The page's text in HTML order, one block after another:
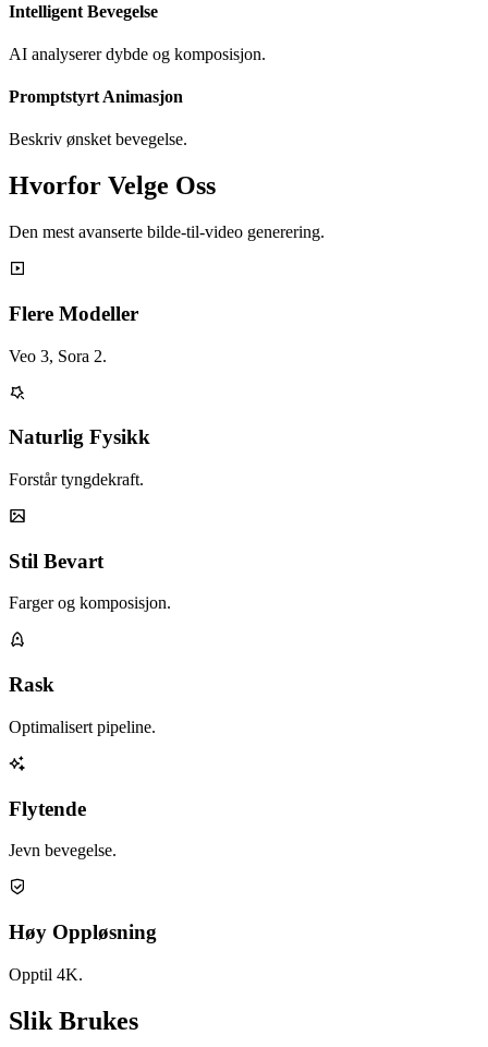
Intelligent Bevegelse
AI analyserer dybde og komposisjon.
Promptstyrt Animasjon
Beskriv ønsket bevegelse.
Hvorfor Velge Oss
Den mest avanserte bilde-til-video generering.
Flere Modeller
Veo 3, Sora 2.
Naturlig Fysikk
Forstår tyngdekraft.
Stil Bevart
Farger og komposisjon.
Rask
Optimalisert pipeline.
Flytende
Jevn bevegelse.
Høy Oppløsning
Opptil 4K.
Slik Brukes